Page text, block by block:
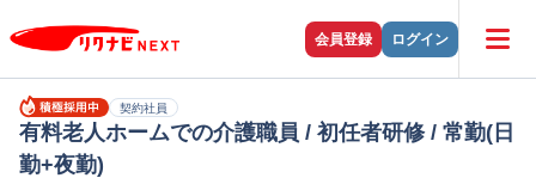
会員登録 ログイン
契約社員
有料老人ホームでの介護職員 / 初任者研修 / 常勤(日
勤+夜勤)